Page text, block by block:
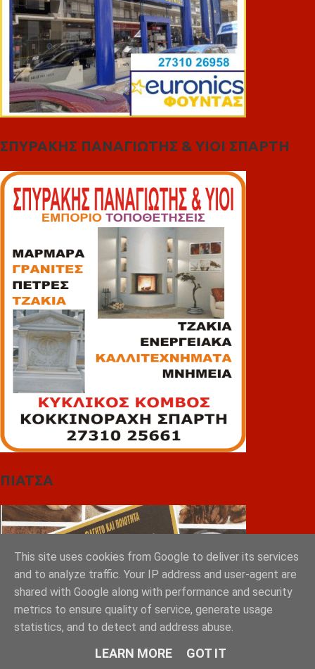
ΣΠΥΡΑΚΗΣ ΠΑΝΑΓΙΩΤΗΣ & YIOI ΣΠΑΡΤΗ
ΠΙΑΤΣΑ
This site uses cookies from Google to deliver its services
and to analyze traffic. Your IP address and user-agent are
shared with Google along with performance and security
metrics to ensure quality of service, generate usage
statistics, and to detect and address abuse.
LEARN MORE GOT IT